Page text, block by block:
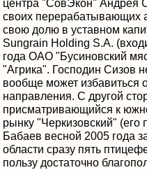
центра "СовЭкон" Андрея
своих перерабатывающих
свою долю в уставном
Sungrain Holding S.A.
года ОАО "Бусиновский
"Агрика". Господин Сизов
вообще может избавиться
направления. С другой
присматривающийся к
рынку "Черкизовский" (его
Бабаев весной 2005 года
области сразу пять
пользу достаточно